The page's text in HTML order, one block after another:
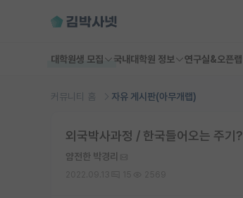
대학원생 모집 국내대학원 정보 연구실&오픈랩
커뮤니티 홈 자유 게시판(아무개랩)
외국박사과정 / 한국들어오는 주기?
얌전한 박경리